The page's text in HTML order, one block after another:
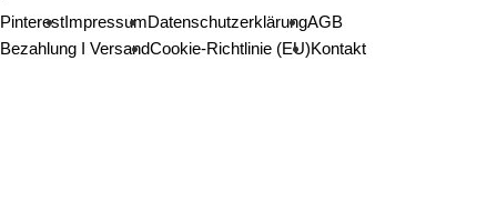
PinterestImpressumDatenschutzerklärungAGB
Bezahlung I VersandCookie-Richtlinie (EU)Kontakt